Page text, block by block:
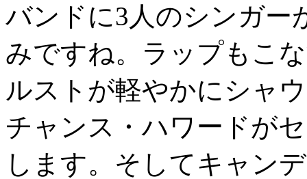
バンドに3人のシンガー
みですね。ラップもこ
ルストが軽やかにシャ
チャンス・ハワードが
します。そしてキャン